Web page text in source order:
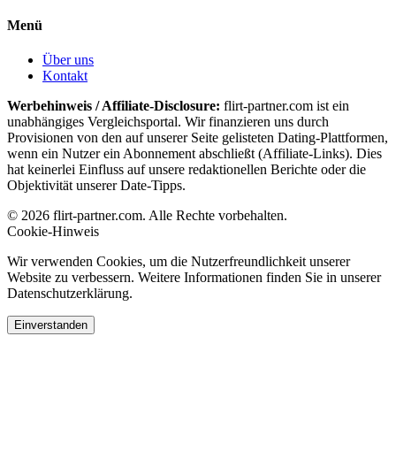
Menü
Über uns
Kontakt
Werbehinweis / Affiliate-Disclosure: flirt-partner.com ist ein
unabhängiges Vergleichsportal. Wir finanzieren uns durch
Provisionen von den auf unserer Seite gelisteten Dating-Plattformen,
wenn ein Nutzer ein Abonnement abschließt (Affiliate-Links). Dies
hat keinerlei Einfluss auf unsere redaktionellen Berichte oder die
Objektivität unserer Date-Tipps.
© 2026 flirt-partner.com. Alle Rechte vorbehalten.
Cookie-Hinweis
Wir verwenden Cookies, um die Nutzerfreundlichkeit unserer
Website zu verbessern. Weitere Informationen finden Sie in unserer
Datenschutzerklärung.
Einverstanden